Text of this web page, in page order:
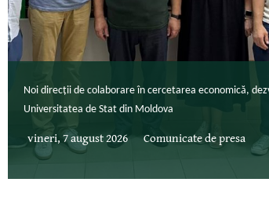
Noi direcții de colaborare în cercetarea economică,
Universitatea de Stat din Moldova
vineri, 7 august 2026 Comunicate de presa